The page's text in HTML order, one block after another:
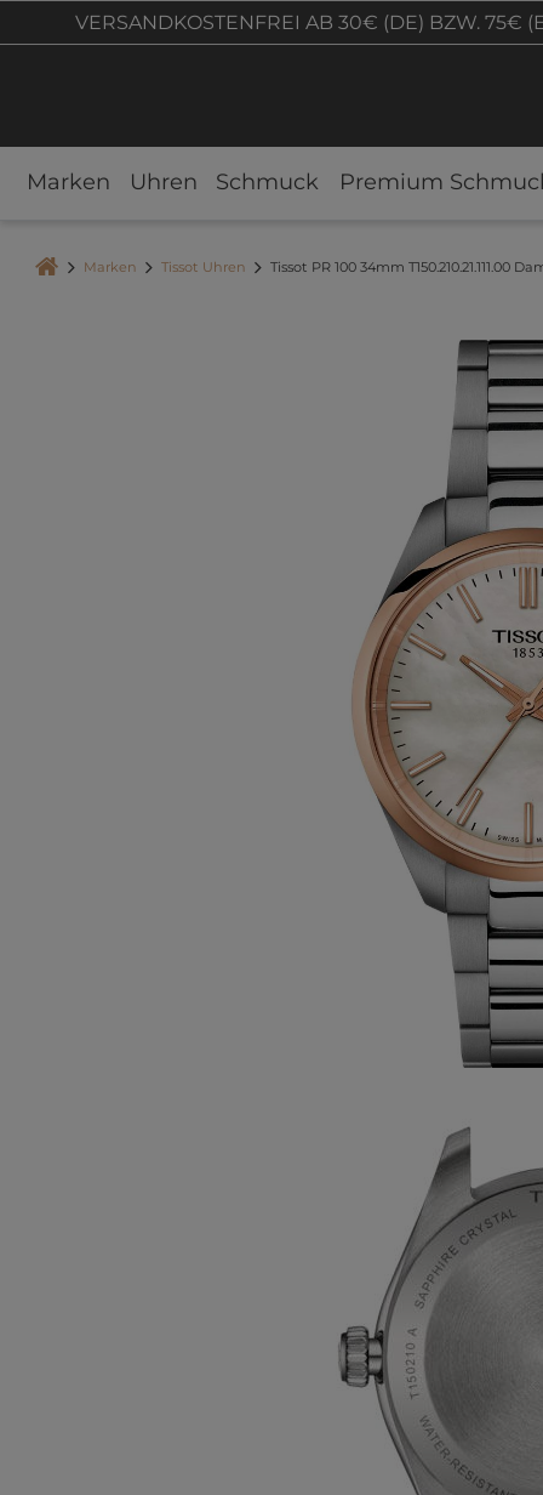
VERSANDKOSTENFREI AB 30€ (DE) BZW. 75€
Marken Uhren Schmuck Premium
Marken Tissot Uhren Tissot PR 100 34mm T150.210.21.111.00